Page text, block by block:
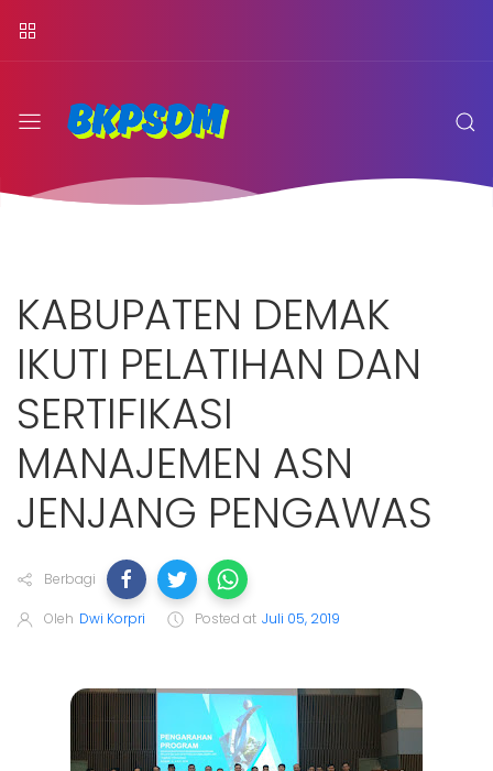
KABUPATEN DEMAK
IKUTI PELATIHAN DAN
SERTIFIKASI
MANAJEMEN ASN
JENJANG PENGAWAS
Berbagi
Oleh Dwi Korpri Posted at Juli 05, 2019